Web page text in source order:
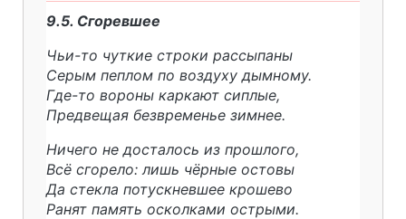
9.5. Сгоревшее
Чьи-то чуткие строки рассыпаны
Серым пеплом по воздуху дымному.
Где-то вороны каркают сиплые,
Предвещая безвременье зимнее.
Ничего не досталось из прошлого,
Всё сгорело: лишь чёрные остовы
Да стекла потускневшее крошево
Ранят память осколками острыми.